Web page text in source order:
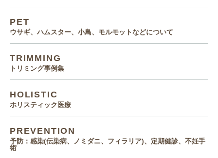
PET
ウサギ、ハムスター、小鳥、モルモットなどについて
TRIMMING
トリミング事例集
HOLISTIC
ホリスティック医療
PREVENTION
予防：感染(伝染病、ノミダニ、フィラリア)、定期健診、不妊手
術